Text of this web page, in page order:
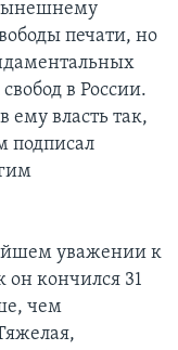
печати, но
в России.
ему власть так,
подписал
уважении к
он кончился 31
чем